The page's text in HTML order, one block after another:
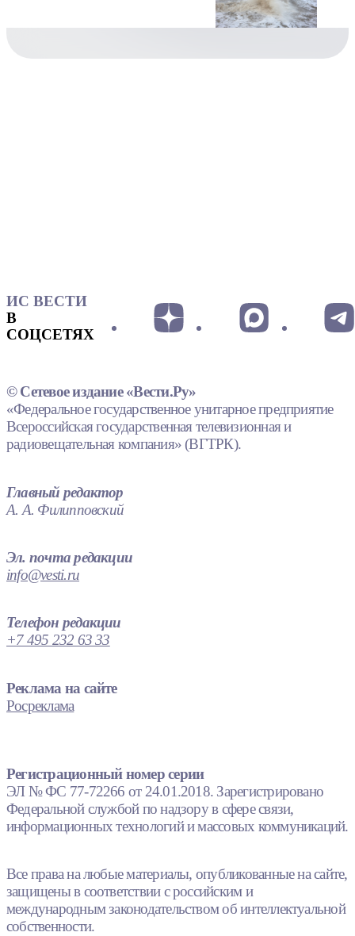
ИС ВЕСТИ
В
СОЦСЕТЯХ
© Сетевое издание «Вести.Ру»
«Федеральное государственное унитарное предприятие
Всероссийская государственная телевизионная и
радиовещательная компания» (ВГТРК).
Главный редактор
А. А. Филипповский
Эл. почта редакции
info@vesti.ru
Телефон редакции
+7 495 232 63 33
Реклама на сайте
Росреклама
Регистрационный номер серии
ЭЛ № ФС 77-72266 от 24.01.2018. Зарегистрировано
Федеральной службой по надзору в сфере связи,
информационных технологий и массовых коммуникаций.
Все права на любые материалы, опубликованные на сайте,
защищены в соответствии с российским и
международным законодательством об интеллектуальной
собственности.